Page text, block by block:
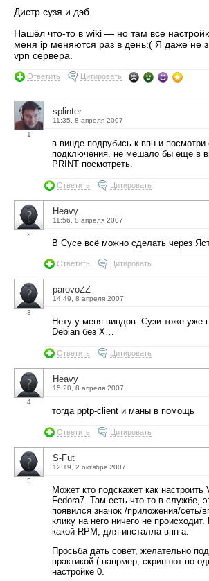
Дистр сузя и дэб.
Нашёл что-то в wiki — но там все
меня ip меняются раз в день:( Я даже не
vpn сервера.
Ответить Цитировать
1
splinter
11:35, 8 апреля 2007
в винде подрубись к впн и посмотри
подключения. не мешало бы еще в
PRINT посмотреть.
Ответить Цитировать
2
Heavy
11:56, 8 апреля 2007
В Сусе всё можно сделать через
Ответить Цитировать
3
parovoZZ
14:49, 8 апреля 2007
Нету у меня виндов. Сузи тоже уже
Debian без Х…
Ответить Цитировать
4
Heavy
15:20, 8 апреля 2007
тогда pptp-client и маны в помощь
Ответить Цитировать
5
S-Fut
12:19, 2 октября 2007
Может кто подскажет как настроить
Fedora7. Там есть что-то в службе,
появился значок /приложения/сеть/
клику на него ничего не
какой RPM, для инсталла впн-а.
Просьба дать совет, желательно
практикой ( напрмер, скриншот по
настройке 0.